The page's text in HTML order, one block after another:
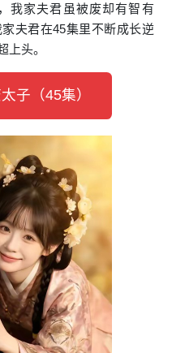
我家夫君虽被废却有智有
夫君在45集里不断成长逆
上头。
子（45集）